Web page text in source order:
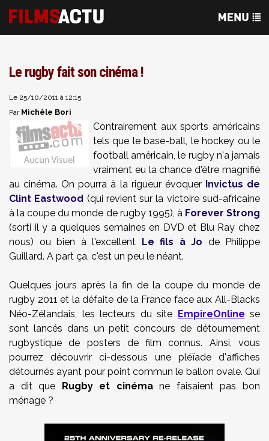
Le rugby fait son cinéma !
Le 25/10/2011 à 12:15
Par Michèle Bori
Contrairement aux sports américains
tels que le base-ball, le hockey ou le
football américain, le rugby n'a jamais
vraiment eu la chance d'être magnifié
au cinéma. On pourra à la rigueur évoquer Invictus de
Clint Eastwood (qui revient sur la victoire sud-africaine
à la coupe du monde de rugby 1995), à Forever Strong
(sorti il y a quelques semaines en DVD et Blu Ray chez
nous) ou bien à l'excellent Le fils à Jo de Philippe
Guillard. A part ça, c'est un peu le néant.
Quelques jours après la fin de la coupe du monde de
rugby 2011 et la défaite de la France face aux All-Blacks
Néo-Zélandais, les lecteurs du site EmpireOnline se
sont lancés dans un petit concours de détournement
rugbystique de posters de film connus. Ainsi, vous
pourrez découvrir ci-dessous une pléïade d'affiches
détournés ayant pour point commun le ballon ovale. Qui
a dit que Rugby et cinémane faisaient pas bon
ménage ?